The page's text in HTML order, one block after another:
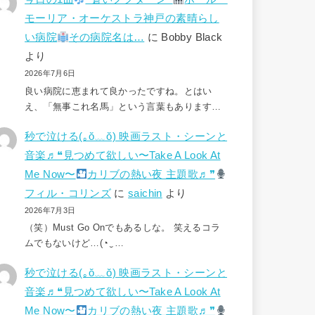
モーリア・オーケストラ神戸の素晴らし
い病院
その病院名は… に Bobby Black
より
2026年7月6日
良い病院に恵まれて良かったですね。とはい
え、「無事これ名馬」という言葉もあります…
秒で泣ける(⁠｡⁠ŏ⁠﹏⁠ŏ⁠) 映画ラスト・シーンと
音楽♬❝見つめて欲しい〜Take A Look At
Me Now〜
カリブの熱い夜 主題歌♬❞
フィル・コリンズ にsaichin より
2026年7月3日
（笑）Must Go Onでもあるしな。 笑えるコラ
ムでもないけど…(⁠◔⁠‿⁠…
秒で泣ける(⁠｡⁠ŏ⁠﹏⁠ŏ⁠) 映画ラスト・シーンと
音楽♬❝見つめて欲しい〜Take A Look At
Me Now〜
カリブの熱い夜 主題歌♬❞